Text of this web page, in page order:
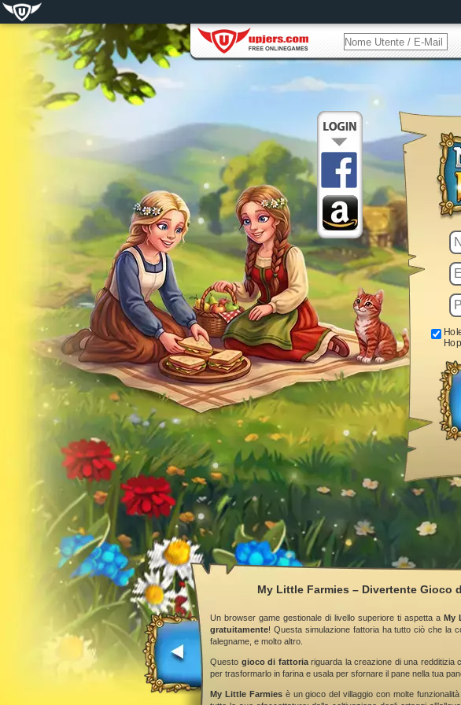
Ho
Ho
My Little Farmies – Divertente Gioco
Un browser game gestionale di livello superiore ti aspetta a My
gratuitamente! Questa simulazione fattoria ha tutto ciò che la
falegname, e molto altro.
Questo gioco di fattoriariguarda la creazione di una redditizia
per trasformarlo in farina e usala per sfornare il pane nella tua
My Little Farmiesè un gioco del villaggio con molte